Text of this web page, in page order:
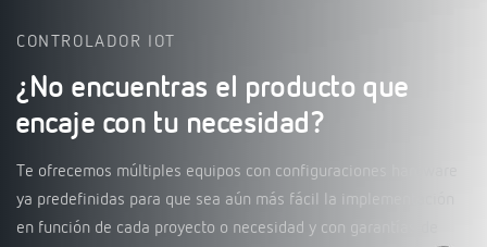
CONTROLADOR IOT
¿No encuentras el producto que
encaje con tu necesidad?
Te ofrecemos múltiples equipos con configuraciones hardware
ya predefinidas para que sea aún más fácil la implementación
en función de cada proyecto o necesidad y con garantías de